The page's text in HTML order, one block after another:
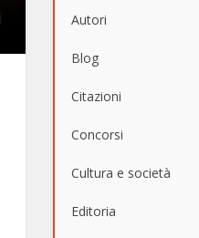
Autori
Blog
Citazioni
Concorsi
Cultura e società
Editoria